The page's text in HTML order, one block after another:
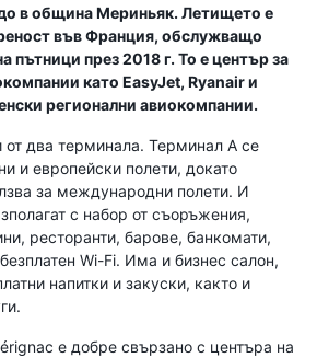
в община Мериньяк. Летището е
във Франция, обслужващо
пътници през 2018 г. То е център за
като EasyJet, Ryanair и
регионални авиокомпании.
от два терминала. Терминал А се
и европейски полети, докато
за международни полети. И
с набор от съоръжения,
ресторанти, барове, банкомати,
Wi-Fi. Има и бизнес салон,
напитки и закуски, както и
е добре свързано с центъра на